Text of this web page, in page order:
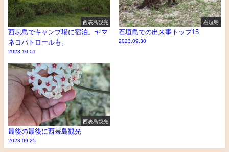
西表島観光
西表島でキャンプ場に宿泊。ヤマ
ネコパトロールも。
2023.10.01
石垣島
石垣島での出来事トップ15
2023.09.30
西表島観光
最後の最後に西表島観光
2023.09.25